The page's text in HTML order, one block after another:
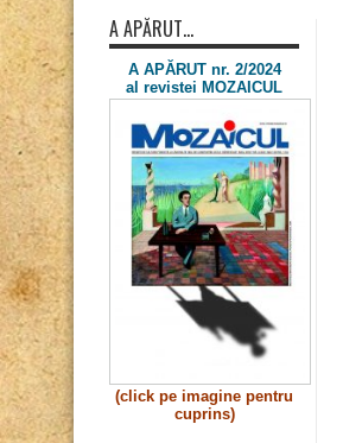
A APĂRUT…
A APĂRUT nr. 2/2024
al revistei MOZAICUL
(click pe imagine pentru
cuprins)